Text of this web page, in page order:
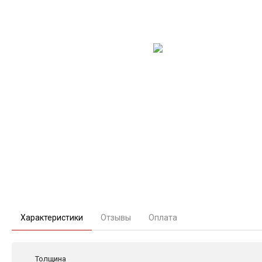
Характеристики Отзывы Оплата
Толщина